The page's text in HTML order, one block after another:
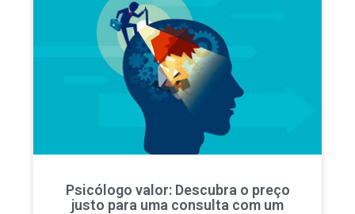
Psicólogo valor: Descubra o preço
justo para uma consulta com um